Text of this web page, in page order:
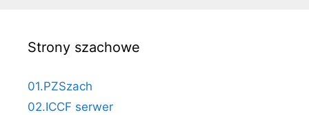
Strony szachowe
01.PZSzach
02.ICCF serwer